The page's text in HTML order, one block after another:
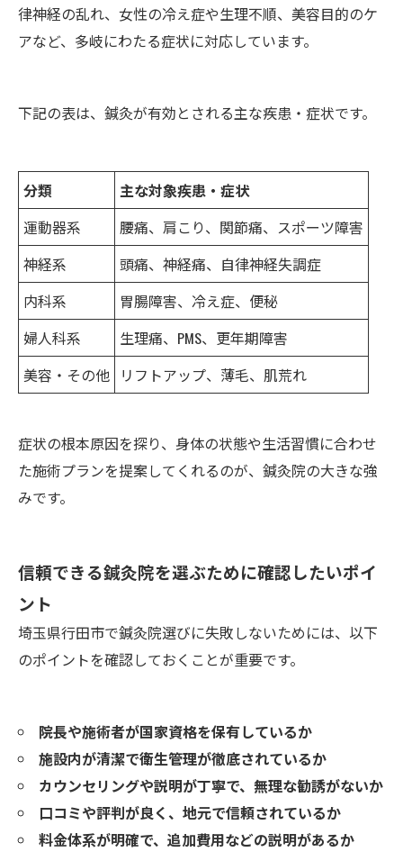
律神経の乱れ、女性の冷え症や生理不順、美容目的のケ
アなど、多岐にわたる症状に対応しています。
下記の表は、鍼灸が有効とされる主な疾患・症状です。
分類
主な対象疾患・症状
運動器系
腰痛、肩こり、関節痛、スポーツ障害
神経系
頭痛、神経痛、自律神経失調症
内科系
胃腸障害、冷え症、便秘
婦人科系
生理痛、PMS、更年期障害
美容・その他 リフトアップ、薄毛、肌荒れ
症状の根本原因を探り、身体の状態や生活習慣に合わせ
た施術プランを提案してくれるのが、鍼灸院の大きな強
みです。
信頼できる鍼灸院を選ぶために確認したいポイ
ント
埼玉県行田市で鍼灸院選びに失敗しないためには、以下
のポイントを確認しておくことが重要です。
院長や施術者が国家資格を保有しているか
施設内が清潔で衛生管理が徹底されているか
カウンセリングや説明が丁寧で、無理な勧誘がないか
口コミや評判が良く、地元で信頼されているか
料金体系が明確で、追加費用などの説明があるか